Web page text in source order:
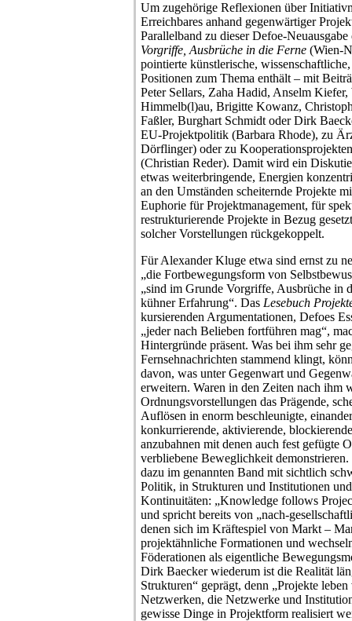
Um zugehörige Reflexionen über
Erreichbares anhand gegenwärtiger
Parallelband zu dieser Defoe-
Vorgriffe, Ausbrüche in die Ferne (Wien-
pointierte künstlerische,
Positionen zum Thema enthält – mit
Peter Sellars, Zaha Hadid, Anselm
Himmelb(l)au, Brigitte Kowanz,
Faßler, Burghart Schmidt oder Dirk
EU-Projektpolitik (Barbara Rhode), zu
Dörflinger) oder zu
(Christian Reder). Damit wird ein
etwas weiterbringende, Energien
an den Umständen scheiternde Projekte
Euphorie für Projektmanagement, für
restrukturierende Projekte in Bezug
solcher Vorstellungen rückgekoppelt.
Für Alexander Kluge etwa sind ernst zu
„die Fortbewegungsform von
„sind im Grunde Vorgriffe, Ausbrüche in
kühner Erfahrung“. Das Lesebuch
kursierenden Argumentationen, Defoes
„jeder nach Belieben fortführen mag“,
Hintergründe präsent. Was bei ihm sehr
Fernsehnachrichten stammend klingt,
davon, was unter Gegenwart und
erweitern. Waren in den Zeiten nach ihm
Ordnungsvorstellungen das Prägende,
Auflösen in enorm beschleunigte,
konkurrierende, aktivierende,
anzubahnen mit denen auch fest gefügte
verbliebene Beweglichkeit
dazu im genannten Band mit sichtlich
Politik, in Strukturen und Institutionen
Kontinuitäten: „Knowledge follows
und spricht bereits von „nach-
denen sich im Kräftespiel von Markt –
projektähnliche Formationen und
Föderationen als eigentliche
Dirk Baecker wiederum ist die Realität
Strukturen“ geprägt, denn „Projekte
Netzwerken, die Netzwerke und
gewisse Dinge in Projektform realisiert